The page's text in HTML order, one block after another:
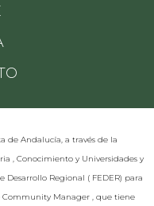
de Andalucía, a través de la
, Conocimiento y Universidades y
Regional ( FEDER) para
Manager , que tiene